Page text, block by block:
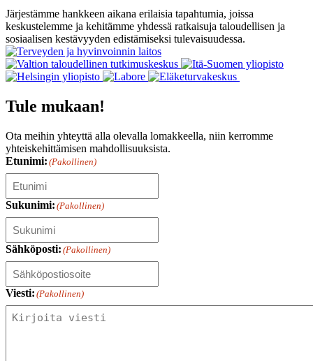
Järjestämme hankkeen aikana erilaisia tapahtumia, joissa
keskustelemme ja kehitämme yhdessä ratkaisuja taloudellisen ja
sosiaalisen kestävyyden edistämiseksi tulevaisuudessa.
Tule mukaan!
Ota meihin yhteyttä alla olevalla lomakkeella, niin kerromme
yhteiskehittämisen mahdollisuuksista.
Etunimi: (Pakollinen)
Sukunimi: (Pakollinen)
Sähköposti: (Pakollinen)
Viesti: (Pakollinen)